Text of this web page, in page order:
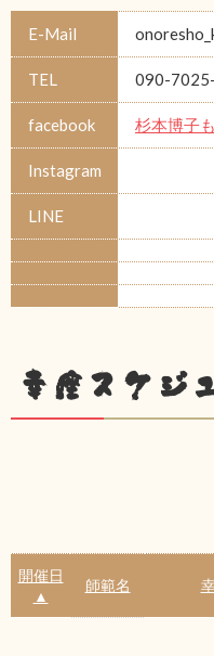
E-Mail
TEL 090-
facebook 杉本博子
Instagram
LINE
幸座スケジ
開催日
▲
師範名